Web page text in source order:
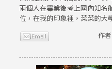
兩個人在畢業後考上國內知名
位，在我的印象裡，菜菜的大
作